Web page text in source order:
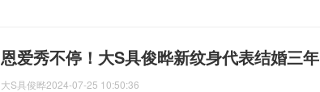
恩爱秀不停！大S具俊晔新纹身代表结婚三年
大S具俊晔2024-07-25 10:50:36